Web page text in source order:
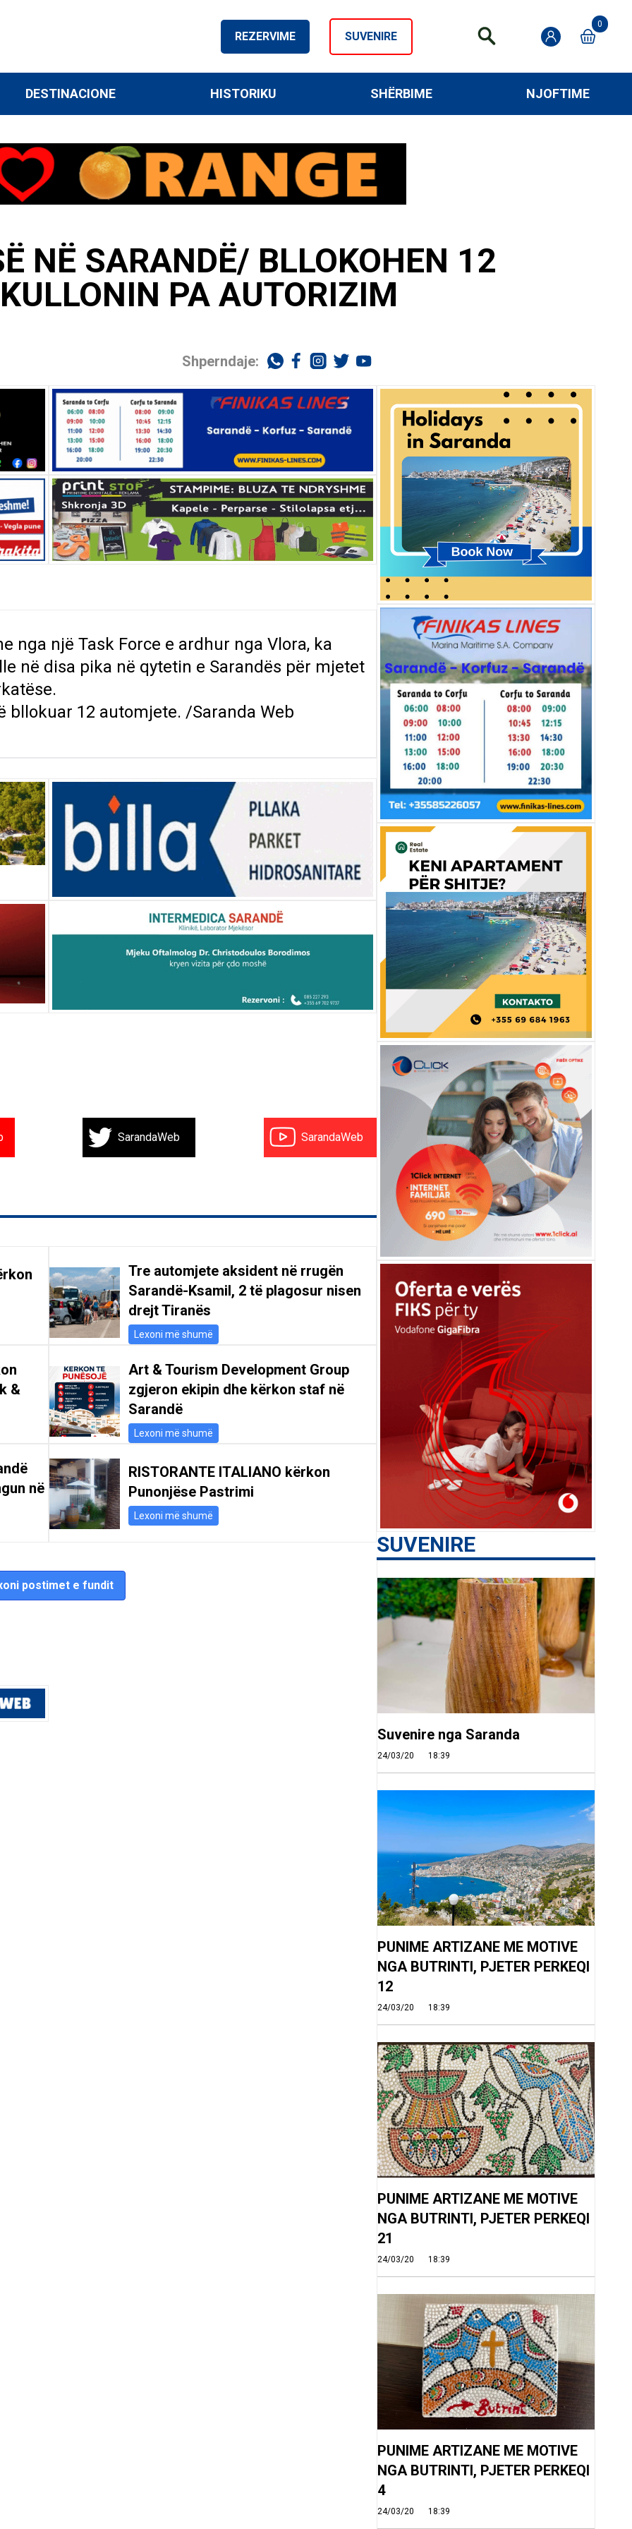
REZERVIME SUVENIRE
0
DESTINACIONE HISTORIKU SHËRBIME NJOFTIME
NË SARANDË/ BLLOKOHEN 12
PA AUTORIZIM
Shperndaje:
nga një Task Force e ardhur nga Vlora, ka
në disa pika në qytetin e Sarandës për mjetet
bllokuar 12 automjete. /Saranda Web
SarandaWeb SarandaWeb
Tre automjete aksident në rrugën
Sarandë-Ksamil, 2 të plagosur nisen
drejt Tiranës
Lexoni më shumë
&
Art & Tourism Development Group
zgjeron ekipin dhe kërkon staf në
Sarandë
Lexoni më shumë
në
RISTORANTE ITALIANO kërkon
Punonjëse Pastrimi
Lexoni më shumë
postimet e fundit
SUVENIRE
Suvenire nga Saranda
24/03/20 18:39
PUNIME ARTIZANE ME MOTIVE
NGA BUTRINTI, PJETER PERKEQI
12
24/03/20 18:39
PUNIME ARTIZANE ME MOTIVE
NGA BUTRINTI, PJETER PERKEQI
21
24/03/20 18:39
PUNIME ARTIZANE ME MOTIVE
NGA BUTRINTI, PJETER PERKEQI
4
24/03/20 18:39